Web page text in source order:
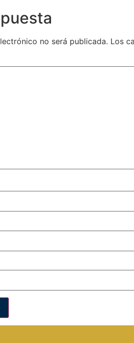
no será publicada. Los